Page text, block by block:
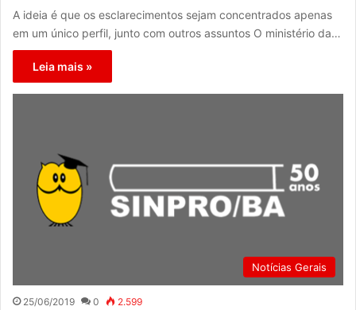
A ideia é que os esclarecimentos sejam concentrados apenas
em um único perfil, junto com outros assuntos O ministério da…
Leia mais »
Notícias Gerais
25/06/2019 0 2.599